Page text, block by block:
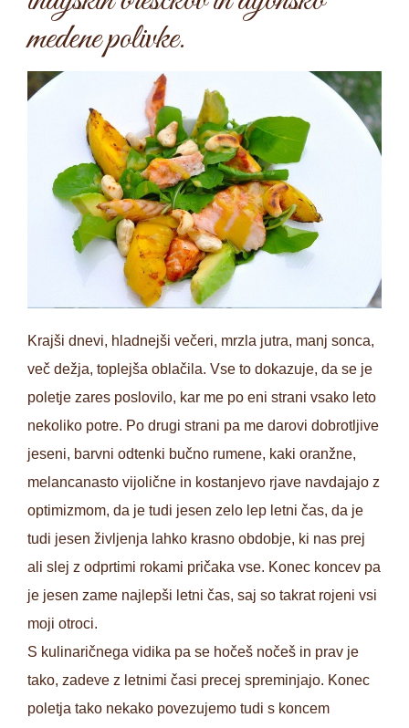
medene polivke.
Krajši dnevi, hladnejši večeri, mrzla jutra, manj sonca,
več dežja, toplejša oblačila. Vse to dokazuje, da se je
poletje zares poslovilo, kar me po eni strani vsako leto
nekoliko potre. Po drugi strani pa me darovi dobrotljive
jeseni, barvni odtenki bučno rumene, kaki oranžne,
melancanasto vijolične in kostanjevo rjave navdajajo z
optimizmom, da je tudi jesen zelo lep letni čas, da je
tudi jesen življenja lahko krasno obdobje, ki nas prej
ali slej z odprtimi rokami pričaka vse. Konec koncev pa
je jesen zame najlepši letni čas, saj so takrat rojeni vsi
moji otroci.
S kulinaričnega vidika pa se hočeš nočeš in prav je
tako, zadeve z letnimi časi precej spreminjajo. Konec
poletja tako nekako povezujemo tudi s koncem